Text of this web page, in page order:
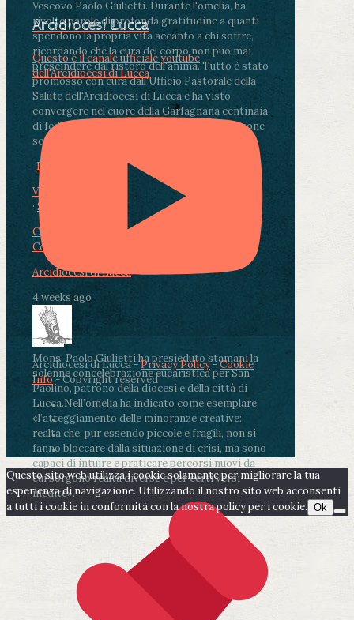
Vescovo Paolo Giulietti. Durante l'omelia, ha
rivolto parole di profonda gratitudine a quanti
spendono la propria vita accanto a chi soffre,
ricordando che la cura del corpo non può mai
prescindere dal ristoro dell'anima..Tutto è stato
promosso con cura dall'Ufficio Pastorale della
Salute dell'Arcidiocesi di Lucca e ha visto
convergere nel cuore della Garfagnana centinaia
di fedeli, operatori sanitari, volontari e persone
segnate dalla malattia.
Photo
View on Facebook
· Share
Condividi su Facebook
Condividi su LinkedIn
Arcidiocesi di Lucca
4 weeks ago
Mons. Paolo Giulietti ha presieduto stamani la
solenne concelebrazione eucaristica per San
Paolino, patrono della diocesi e della città di
Lucca.Nell’omelia ha indicato come esemplare
«l’atteggiamento delle minoranze creative:
realtà che, pur essendo piccole e fragili, non si
fanno bloccare dalla situazione di crisi, ma sono
capaci di intuire e praticare percorsi nuovi da
cui sorgono realtà diverse e per certi versi
inedite».
Arcidiocesi Lucca
Questo è il canale ufficiale youtube
dell'Arcidiocesi di Lucca
Arcidiocesi di Lucca -Privacy Policy-Cookie
Info- Copyright reserved
Questo sito web utilizza i cookie solamente per migliorare la tua
esperienza di navigazione. Utilizzando il nostro sito web acconsenti
a tutti i cookie in conformità con la nostra policy per i cookie. Ok